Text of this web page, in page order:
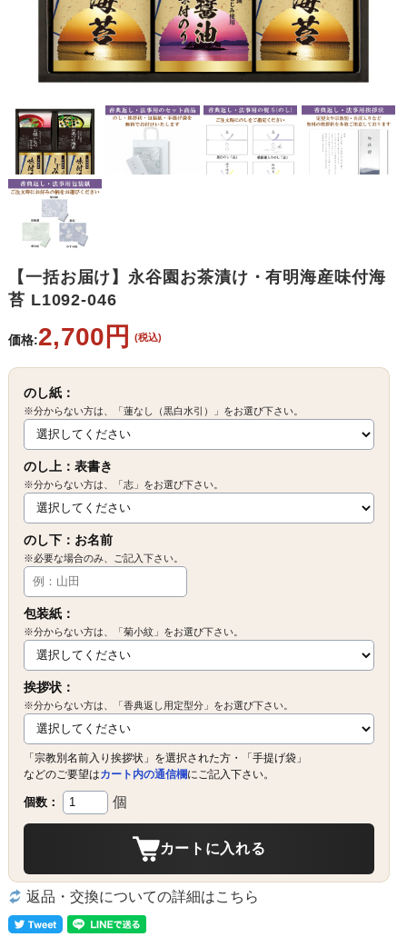
【一括お届け】永谷園お茶漬け・有明海産味付海
苔 L1092-046
価格:2,700円 (税込)
のし紙：
※分からない方は、「蓮なし（黒白水引）」をお選び下さい。
のし上：表書き
※分からない方は、「志」をお選び下さい。
のし下：お名前
※必要な場合のみ、ご記入下さい。
包装紙：
※分からない方は、「菊小紋」をお選び下さい。
挨拶状：
※分からない方は、「香典返し用定型分」をお選び下さい。
「宗教別名前入り挨拶状」を選択された方・「手提げ袋」
などのご要望はカート内の通信欄にご記入下さい。
個数： 個
カートに入れる
返品・交換についての詳細はこちら